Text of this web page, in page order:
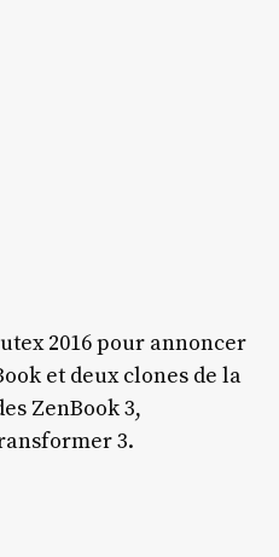
2016 pour annoncer
et deux clones de la
ZenBook 3,
3.